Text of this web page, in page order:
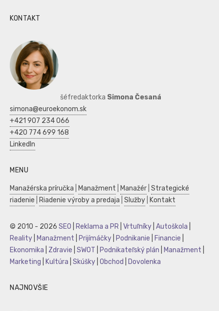
KONTAKT
šéfredaktorka Simona Česaná
simona@euroekonom.sk
+421 907 234 066
+420 774 699 168
LinkedIn
MENU
Manažérska príručka Manažment Manažér Strategické
riadenie
Riadenie výroby a predaja Služby Kontakt
© 2010 - 2026 SEO Reklama a PR Vrtuľníky Autoškola
Reality
Manažment Prijímáčky Podnikanie Financie
Ekonomika
Zdravie SWOT Podnikateľský plán Manažment
Marketing
Kultúra Skúšky Obchod Dovolenka
NAJNOVŠIE